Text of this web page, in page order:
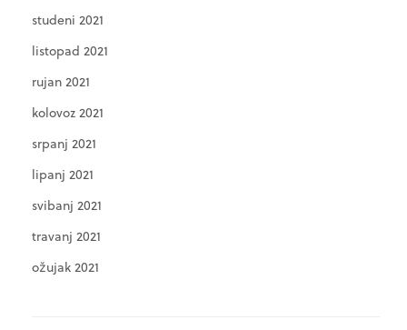
studeni 2021
listopad 2021
rujan 2021
kolovoz 2021
srpanj 2021
lipanj 2021
svibanj 2021
travanj 2021
ožujak 2021